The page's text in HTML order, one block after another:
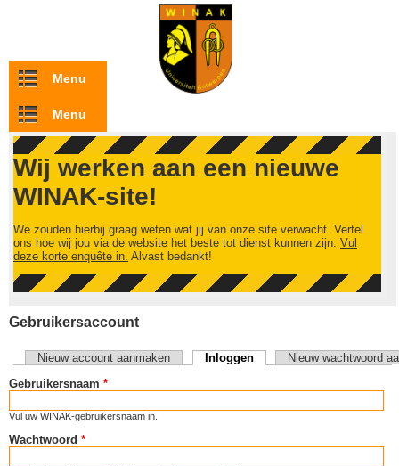
Overslaan en naar de inhoud gaan
Menu
Menu
Wij werken aan een nieuwe
WINAK-site!
We zouden hierbij graag weten wat jij van onze site verwacht. Vertel
ons hoe wij jou via de website het beste tot dienst kunnen zijn. Vul
deze korte enquête in. Alvast bedankt!
Gebruikersaccount
Primaire tabs
Nieuw account aanmaken Inloggen(actieve tabblad)
Nieuw wachtwoord
Gebruikersnaam *
Vul uw WINAK-gebruikersnaam in.
Wachtwoord *